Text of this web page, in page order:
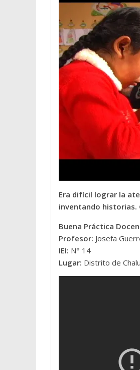
Era difícil lograr la
inventando historias.
Buena Práctica
Profesor: Josefa
IEI: N° 14
Lugar: Distrito de